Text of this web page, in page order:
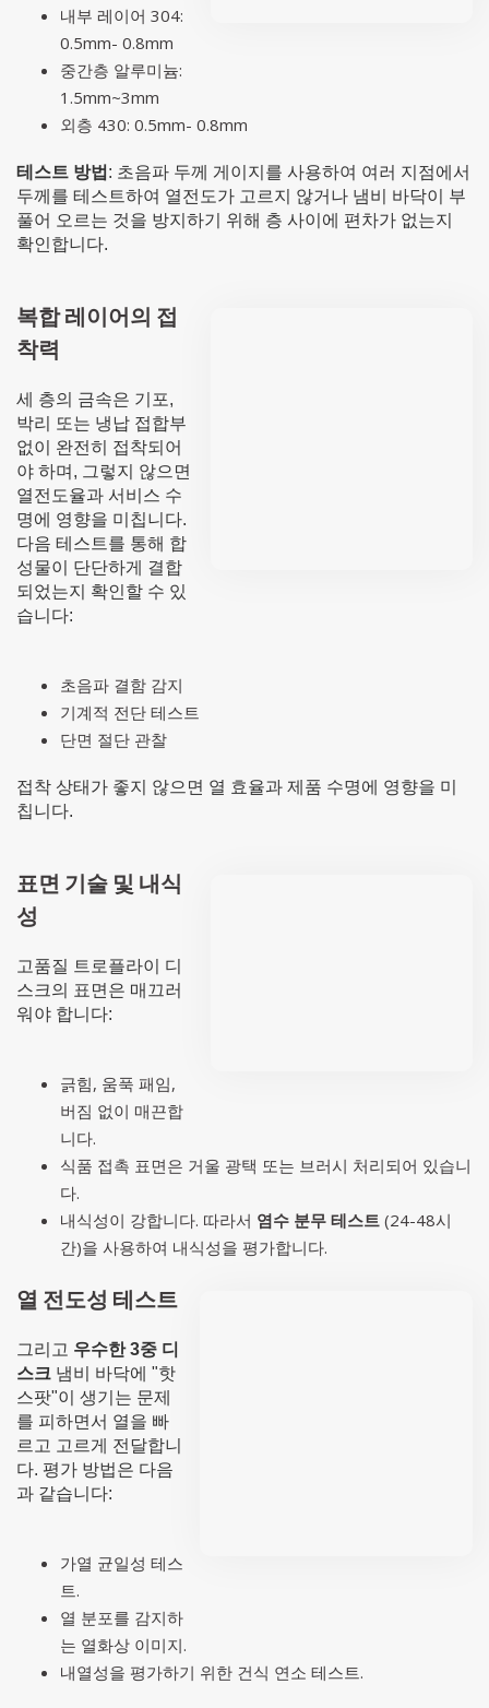
내부 레이어 304:
0.5mm- 0.8mm
중간층 알루미늄:
1.5mm~3mm
외층 430: 0.5mm- 0.8mm
테스트 방법 : 초음파 두께 게이지를 사용하여 여러 지점에서
두께를 테스트하여 열전도가 고르지 않거나 냄비 바닥이 부
풀어 오르는 것을 방지하기 위해 층 사이에 편차가 없는지
확인합니다.
복합 레이어의 접
착력
세 층의 금속은 기포,
박리 또는 냉납 접합부
없이 완전히 접착되어
야 하며, 그렇지 않으면
열전도율과 서비스 수
명에 영향을 미칩니다.
다음 테스트를 통해 합
성물이 단단하게 결합
되었는지 확인할 수 있
습니다:
초음파 결함 감지
기계적 전단 테스트
단면 절단 관찰
접착 상태가 좋지 않으면 열 효율과 제품 수명에 영향을 미
칩니다.
표면 기술 및 내식
성
고품질 트로플라이 디
스크의 표면은 매끄러
워야 합니다:
긁힘, 움푹 패임,
버짐 없이 매끈합
니다.
식품 접촉 표면은 거울 광택 또는 브러시 처리되어 있습니
다.
내식성이 강합니다. 따라서 염수 분무 테스트 (24-48시
간)을 사용하여 내식성을 평가합니다.
열 전도성 테스트
그리고 우수한 3중 디
스크 냄비 바닥에 "핫
스팟"이 생기는 문제
를 피하면서 열을 빠
르고 고르게 전달합니
다. 평가 방법은 다음
과 같습니다:
가열 균일성 테스
트.
열 분포를 감지하
는 열화상 이미지.
내열성을 평가하기 위한 건식 연소 테스트.